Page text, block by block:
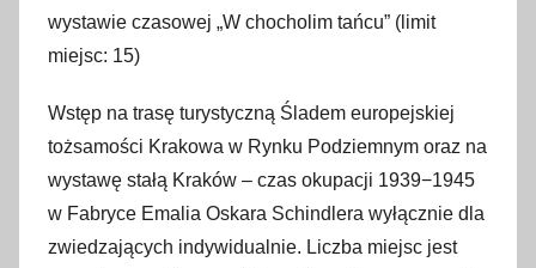
wystawie czasowej „W chocholim tańcu” (limit
miejsc: 15)
Wstęp na trasę turystyczną Śladem europejskiej
tożsamości Krakowa w Rynku Podziemnym oraz na
wystawę stałą Kraków – czas okupacji 1939−1945
w Fabryce Emalia Oskara Schindlera wyłącznie dla
zwiedzających indywidualnie. Liczba miejsc jest